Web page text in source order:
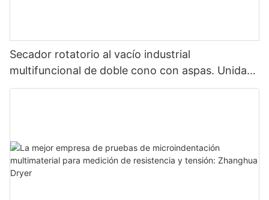
Secador rotatorio al vacío industrial
multifuncional de doble cono con aspas. Unidad
de secado multifuncional con aspas.